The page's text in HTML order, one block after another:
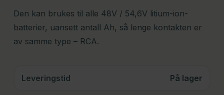
Den kan brukes til alle 48V / 54,6V litium-ion-
batterier, uansett antall Ah, så lenge kontakten er
av samme type – RCA.
Leveringstid På lager